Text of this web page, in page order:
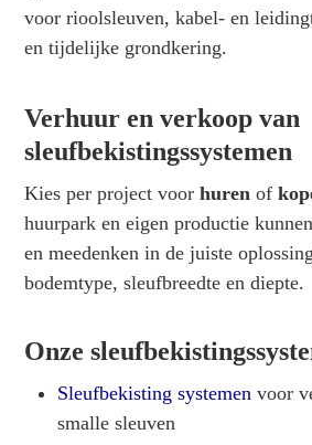
voor rioolsleuven, kabel- en
en tijdelijke grondkering.
Verhuur en verkoop van
sleufbekistingssystemen
Kies per project voorhuren of
huurpark en eigen productie
en meedenken in de juiste
bodemtype, sleufbreedte en diepte.
Onze
Sleufbekisting systemen voor
smalle sleuven